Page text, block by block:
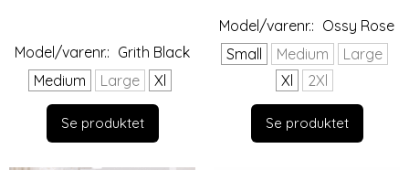
Model/varenr.: Grith Black
Medium
Large Xl
Se produktet
Model/varenr.: Ossy Rose
Small
Medium
Large
Xl
2Xl
Se produktet